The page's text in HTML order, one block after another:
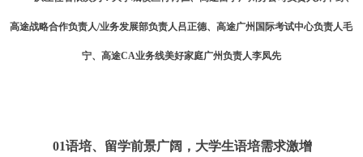
高途战略合作负责人/业务发展部负责人吕正德、高途广州国际考试中心负责人毛
宁、高途CA业务线美好家庭广州负责人李凤先
01语培、留学前景广阔，大学生语培需求激增